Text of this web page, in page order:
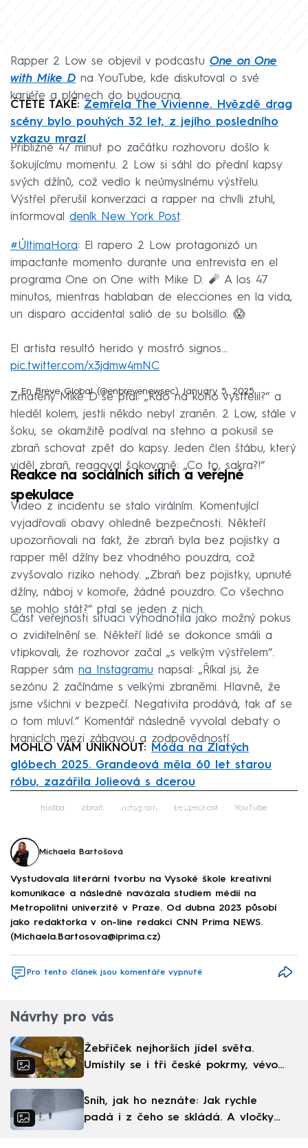
Rapper 2 Low se objevil v podcastu One on One
with Mike D na YouTube, kde diskutoval o své
kariéře a plánech do budoucna.
ČTĚTE TAKÉ: Zemřela The Vivienne. Hvězdě drag
scény bylo pouhých 32 let, z jejího posledního
vzkazu mrazí
Přibližně 47 minut po začátku rozhovoru došlo k
šokujícímu momentu. 2 Low si sáhl do přední kapsy
svých džínů, což vedlo k neúmyslnému výstřelu.
Výstřel přerušil konverzaci a rapper na chvíli ztuhl,
informoval deník New York Post.
#ÚltimaHora: El rapero 2 Low protagonizó un
impactante momento durante una entrevista en el
programa One on One with Mike D. 🧨 A los 47
minutos, mientras hablaban de elecciones en la vida,
un disparo accidental salió de su bolsillo. 😱
El artista resultó herido y mostró signos…
pic.twitter.com/x3jdmw4mNC
— En Breve Global (@enbrevenewsec) January 5, 2025
Zmatený Mike D se ptal: „Kdo na koho vystřelil?“ a
hleděl kolem, jestli někdo nebyl zraněn. 2 Low, stále v
šoku, se okamžitě podíval na stehno a pokusil se
zbraň schovat zpět do kapsy. Jeden člen štábu, který
viděl zbraň, reagoval šokovaně: „Co to, sakra?!“
Reakce na sociálních sítích a veřejné
spekulace
Video z incidentu se stalo virálním. Komentující
vyjadřovali obavy ohledně bezpečnosti. Někteří
upozorňovali na fakt, že zbraň byla bez pojistky a
rapper měl džíny bez vhodného pouzdra, což
zvyšovalo riziko nehody. „Zbraň bez pojistky, upnuté
džíny, náboj v komoře, žádné pouzdro. Co všechno
se mohlo stát?“ ptal se jeden z nich.
Část veřejnosti situaci vyhodnotila jako možný pokus
o zviditelnění se. Někteří lidé se dokonce smáli a
vtipkovali, že rozhovor začal „s velkým výstřelem“.
Rapper sám na Instagramu napsal: „Říkal jsi, že
sezónu 2 začínáme s velkými zbraněmi. Hlavně, že
jsme všichni v bezpečí. Negativita prodává, tak ať se
o tom mluví.“ Komentář následně vyvolal debaty o
hranicích mezi zábavou a zodpovědností.
MOHLO VÁM UNIKNOUT:
Móda na Zlatých
glóbech 2025. Grandeová měla 60 let starou
róbu, zazářila Jolieová s dcerou
Failed to fetch
hudba zbraň Instagram bezpečnost YouTube
Michaela Bartošová
Vystudovala literární tvorbu na Vysoké škole kreativní
komunikace a následně navázala studiem médií na
Metropolitní univerzitě v Praze. Od dubna 2023 působí
jako redaktorka v on-line redakci CNN Prima NEWS.
(Michaela.Bartosova@iprima.cz)
Pro tento článek jsou komentáře vypnuté
Návrhy pro vás
Žebříček nejhorších jídel světa.
Umístily se i tři české pokrmy, vévodí
Sníh, jak ho neznáte: Jak rychle
padá i z čeho se skládá. A vločky